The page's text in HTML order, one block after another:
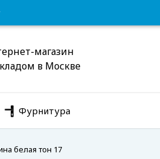
магазин
в Москве
Фурнитура
белая тон 17